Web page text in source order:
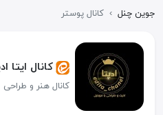
جوین چنل › کانال پوستر
کانال ایتا
کانال هنر و طراحی